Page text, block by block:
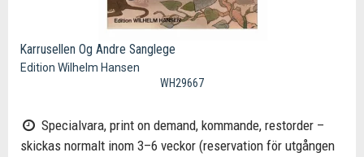
Karrusellen Og Andre Sanglege
Edition Wilhelm Hansen
WH29667
Specialvara, print on demand, kommande, restorder –
skickas normalt inom 3–6 veckor (reservation för utgången